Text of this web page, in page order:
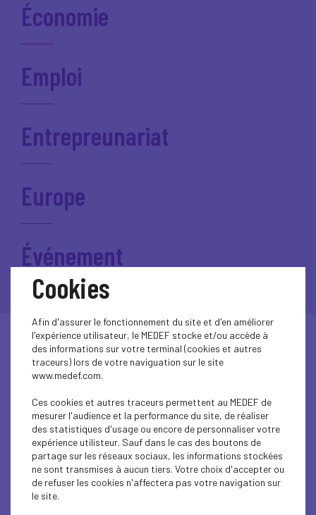
Économie
Emploi
Entrepreunariat
Europe
Événement
VIE DU MEDEF AUVERGNE-RHÔNE-ALPES
Élection de Stéphane MOURTEROT - Nouveau
Président du MEDEF Loire-Nord Roanne
Lire l'article
Cookies
Afin d'assurer le fonctionnement du site et d'en améliorer
l'expérience utilisateur, le MEDEF stocke et/ou accède à
des informations sur votre terminal (cookies et autres
traceurs) lors de votre naviguation sur le site
www.medef.com.
Ces cookies et autres traceurs permettent au MEDEF de
mesurer l'audience et la performance du site, de réaliser
des statistiques d'usage ou encore de personnaliser votre
expérience utilisteur. Sauf dans le cas des boutons de
partage sur les réseaux sociaux, les informations stockées
ne sont transmises à aucun tiers. Votre choix d'accepter ou
de refuser les cookies n'affectera pas votre navigation sur
le site.